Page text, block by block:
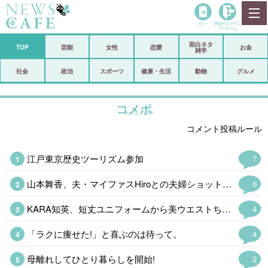
政治
スポーツ
コメントポスト
リリース ショップ
当たる占い師
占い 登録• ログイン
マイルーム
TOP 芸能 女性 恋愛
面白ネタ
雑学
お金
社会 政治 スポーツ 健康・生活 動物 グルメ
コメポ
コメント投稿ルール
7
江戸東京歴史ツーリズム参加
6
山本舞香、夫・マイファスHiroとの夫婦ショット公開「2人が見れて幸せ」…
4
KARA知英、短丈ユニフォームから美ウエストちらり「脚長すぎてびっくり」
4
「ラクに痩せた!」と喜ぶのは待って。
2
母離れしてひとり暮らしを開始!